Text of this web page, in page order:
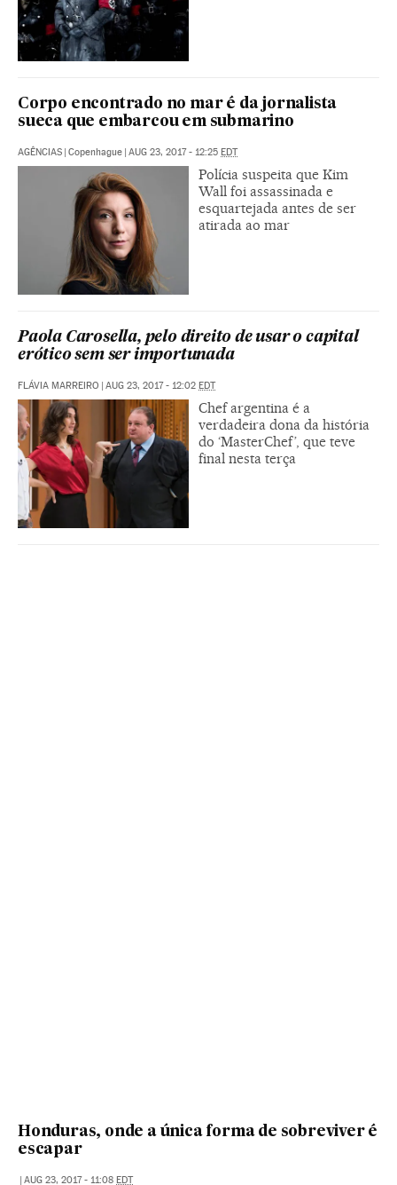
Corpo encontrado no mar é da jornalista
sueca que embarcou em submarino
AGÊNCIAS | Copenhague | AUG 23, 2017 - 12:25 EDT
Polícia suspeita que Kim
Wall foi assassinada e
esquartejada antes de ser
atirada ao mar
Paola Carosella, pelo direito de usar o capital
erótico sem ser importunada
FLÁVIA MARREIRO | AUG 23, 2017 - 12:02 EDT
Chef argentina é a
verdadeira dona da história
do ‘MasterChef’, que teve
final nesta terça
Honduras, onde a única forma de sobreviver é
escapar
| AUG 23, 2017 - 11:08 EDT